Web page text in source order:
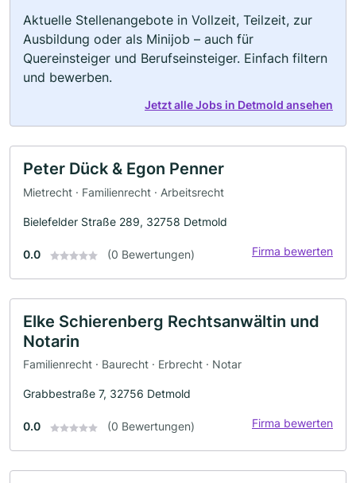
Aktuelle Stellenangebote in Vollzeit, Teilzeit, zur
Ausbildung oder als Minijob – auch für
Quereinsteiger und Berufseinsteiger. Einfach filtern
und bewerben.
Jetzt alle Jobs in Detmold ansehen
Peter Dück & Egon Penner
Mietrecht · Familienrecht · Arbeitsrecht
Bielefelder Straße 289, 32758 Detmold
0.0 (0 Bewertungen) Firma bewerten
Elke Schierenberg Rechtsanwältin und
Notarin
Familienrecht · Baurecht · Erbrecht · Notar
Grabbestraße 7, 32756 Detmold
0.0 (0 Bewertungen) Firma bewerten